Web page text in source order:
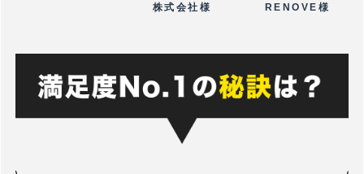
株式会社様
RENOVE様